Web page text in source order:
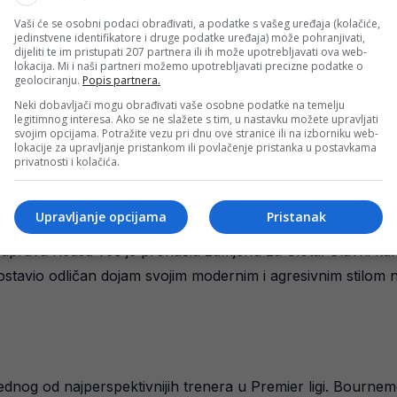
problema i rezultatskog pada. Liverpool je
protivnika. Posebno su se isticali problemi u obrani
pisali o nezadovoljstvu unutar kluba. Navodno su čelnici
loši rezultati u najvažnijim utakmicama sezone.
zbog činjenice da Liverpool više nije izgledao kao
kluba postajala je sve napetija iz kola u kolo.
Redsa već je pronašla zamjenu za Slota. Glavni
odličan dojam svojim modernim i agresivnim stilom
od najperspektivnijih trenera u Premier ligi.
Vaši će se osobni podaci obrađivati, a podatke s vašeg uređaja (kolačiće,
jedinstvene identifikatore i druge podatke uređaja) može pohranjivati,
dijeliti te im pristupati 207 partnera ili ih može upotrebljavati ova web-
lokacija. Mi i naši partneri možemo upotrebljavati precizne podatke o
geolociranju. Popis partnera.
Neki dobavljači mogu obrađivati vaše osobne podatke na temelju
legitimnog interesa. Ako se ne slažete s tim, u nastavku možete upravljati
svojim opcijama. Potražite vezu pri dnu ove stranice ili na izborniku web-
lokacije za upravljanje pristankom ili povlačenje pristanka u postavkama
privatnosti i kolačića.
Pristanak
Upravljanje opcijama